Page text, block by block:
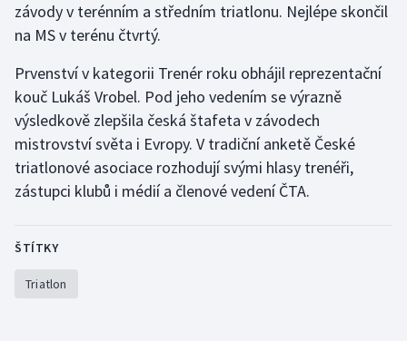
Krasobruslení
Lezení
Lyže a snowboard
Moderní pětiboj
Motorsport
Olympijské hry
Parasport
závody v terénním a středním triatlonu. Nejlépe skončil
na MS v terénu čtvrtý.
Prvenství v kategorii Trenér roku obhájil reprezentační
kouč Lukáš Vrobel. Pod jeho vedením se výrazně
výsledkově zlepšila česká štafeta v závodech
mistrovství světa i Evropy. V tradiční anketě České
triatlonové asociace rozhodují svými hlasy trenéři,
zástupci klubů i médií a členové vedení ČTA.
ŠTÍTKY
Triatlon